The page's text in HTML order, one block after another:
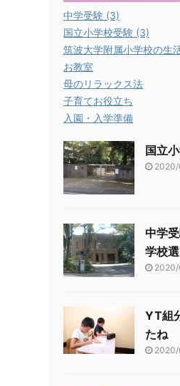
中学受験 (3)
国立小学校受験 (3)
筑波大学附属小学校の生
お教室
母のリラックス法
子育てお役立ち
入園・入学準備
国立
中学
学校
2020/
YT組
たね
2020/